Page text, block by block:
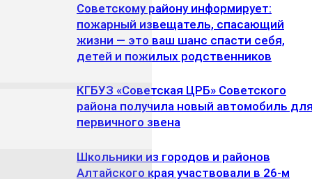
Советскому району информирует:
пожарный извещатель, спасающий
жизни — это ваш шанс спасти себя,
детей и пожилых родственников
КГБУЗ «Советская ЦРБ» Советского
района получила новый автомобиль
первичного звена
Школьники из городов и районов
Алтайского края участвовали в 26-м